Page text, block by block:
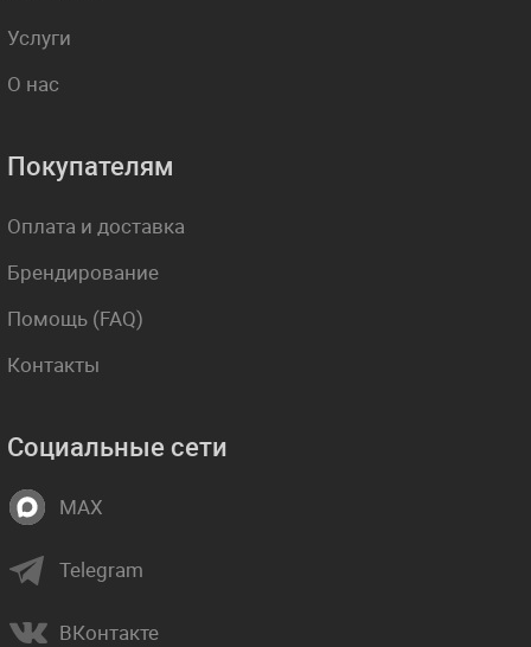
Услуги
О нас
Покупателям
Оплата и доставка
Брендирование
Помощь (FAQ)
Контакты
Социальные сети
MAX
Telegram
ВКонтакте